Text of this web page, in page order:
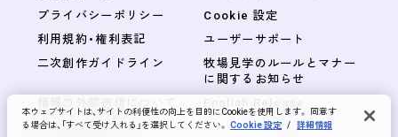
プライバシーポリシー
Cookie 設定
利用規約・権利表記
ユーザーサポート
二次創作ガイドライン
牧場見学のルールとマナー
に関するお知らせ
本ウェブサイトは、サイトの利便性の向上を目的にCookieを使用します。 同意す
る場合は、「すべて受け入れる」を選択してください。 Cookie 設定 / 詳細情報